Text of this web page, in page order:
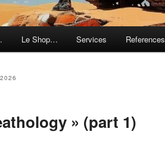
Le Shop… Services References
» (part 1)